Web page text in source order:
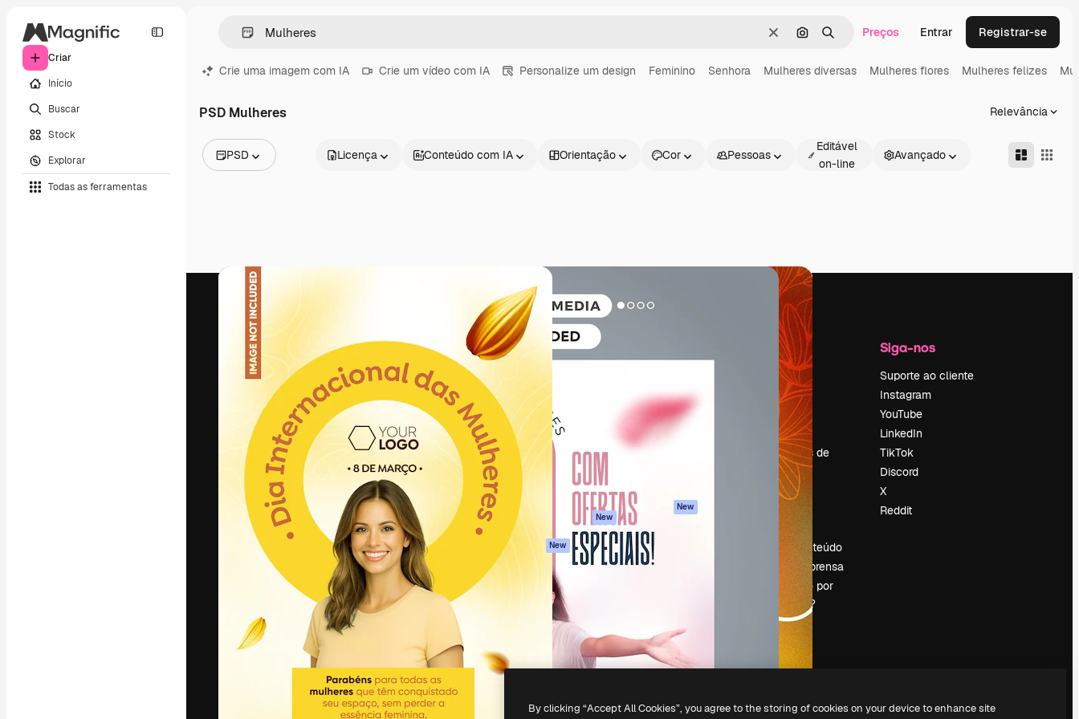
Criar
Início
Buscar
Stock
Explorar
Todas as ferramentas
LimparPesquisar por imagem
BuscarPreços Entrar Registrar-se
Crie uma imagem com IA Crie um vídeo com IA Personalize um design Feminino Senhora Mulheres diversas Mulheres flores Mulheres felizes
PSD Mulheres Relevância
PSD
Vídeos
Clipes de vídeo
Animações
Modelos de vídeos
Modelos 3D
Licença Conteúdo com IA Orientação Cor Pessoas
Editável
on-line
Avançado
A plataforma criativa para você direcionar
seu melhor trabalho. Mais de 1 milhão de
assinantes entre criativos, empresas,
agências e estúdios.
Português
Produtos
Spaces
Assistente de IA
Gerador de
imagens
Gerador de vídeos
Texto para voz
Conteúdo de stock
MCP para
Claude/ChatGPT
New
Agentes New
API
App móvel
ferramentas
Documentação
Atendimento
Termos e
condições
privacidade
Originais
New
Política de cookies
Central de
confiabilidade
Empresa
Preços
Sobre nós
Reviews
Emprego
Tendências de
pesquisa
Vender conteúdo
Sala de imprensa
Procurando por
magnific.ai?
Siga-nos
Suporte ao cliente
Instagram
YouTube
LinkedIn
TikTok
Discord
X
Reddit
Copyright © 2010-2026Freepik Company S.L.U.Todos os direitos reservados.
By clicking “Accept All Cookies”, you agree to the storing of cookies on your device to enhance site